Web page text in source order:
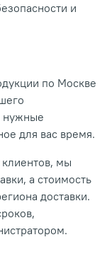
и
по Москве
нужные
для вас время.
мы
а стоимость
доставки.